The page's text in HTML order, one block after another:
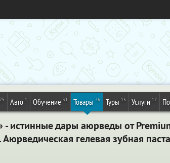
25 Авто 1 Обучение 31 Товары 26 Туры 13 Услуги 12
истинные дары аюрведы от
гелевая зубная